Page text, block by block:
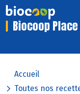
Biocoop
Accueil
Toutes nos